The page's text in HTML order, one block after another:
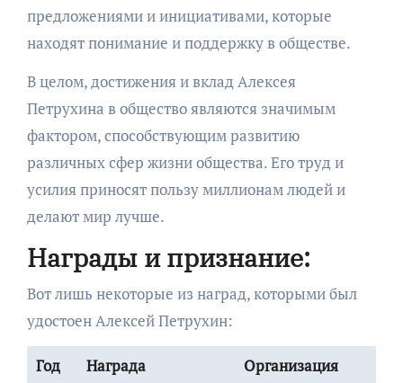
предложениями и инициативами, которые
находят понимание и поддержку в обществе.
В целом, достижения и вклад Алексея
Петрухина в общество являются значимым
фактором, способствующим развитию
различных сфер жизни общества. Его труд и
усилия приносят пользу миллионам людей и
делают мир лучше.
Награды и признание:
Вот лишь некоторые из наград, которыми был
удостоен Алексей Петрухин:
Год Награда Организация